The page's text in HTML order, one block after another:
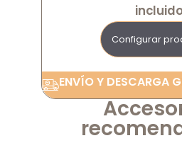
Configurar
ENVÍO Y DESCARGA